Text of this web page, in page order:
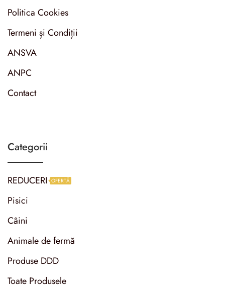
Politica Cookies
Termeni și Condiții
ANSVA
ANPC
Contact
Categorii
REDUCERI OFERTĂ
Pisici
Câini
Animale de fermă
Produse DDD
Toate Produsele